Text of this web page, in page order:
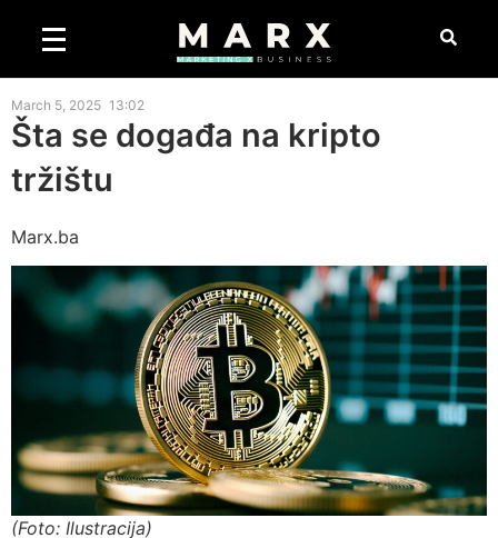
March 5, 2025 13:02
Šta se događa na kripto
tržištu
Marx.ba
(Foto: Ilustracija)